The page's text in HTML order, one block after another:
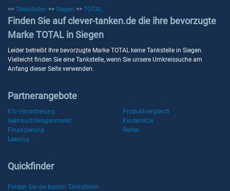
>> Tankstellen >> Siegen >> TOTAL
Finden Sie auf clever-tanken.de die ihre bevorzugte
Marke TOTAL in Siegen
Leider betreibt Ihre bevorzugte Marke TOTAL keine Tankstelle in Siegen.
Vielleicht finden Sie eine Tankstelle, wenn Sie unsere Umkreissuche am
Anfang dieser Seite verwenden.
Partnerangebote
Kfz-Versicherung
Produktvergleich
Gebrauchtwagenmarkt
Kindersitze
Finanzierung
Reifen
Leasing
Quickfinder
Finden Sie die besten Tankstellen